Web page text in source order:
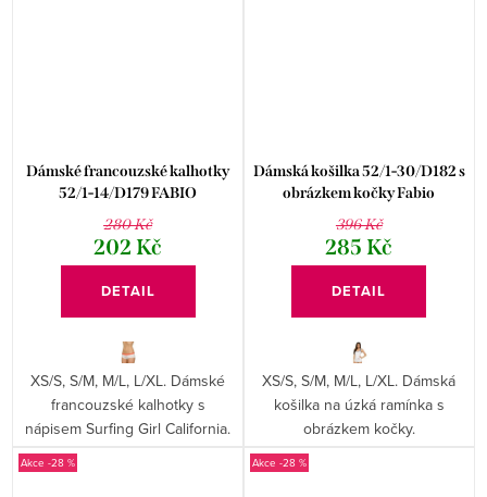
Dámské francouzské kalhotky
52/1-14/D179 FABIO
280 Kč
202 Kč
DETAIL
XS/S, S/M, M/L, L/XL. Dámské
francouzské kalhotky s
nápisem Surfing Girl California.
Dámská košilka 52/1-30/D182 s
obrázkem kočky Fabio
396 Kč
285 Kč
DETAIL
XS/S, S/M, M/L, L/XL. Dámská
košilka na úzká ramínka s
obrázkem kočky.
-28 % -28 %